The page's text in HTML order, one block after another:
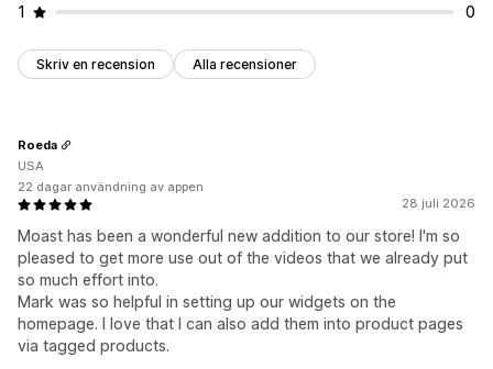
1
0
Skriv en recension Alla recensioner
28 juli 2026
Moast has been a wonderful new addition to our store! I'm so
pleased to get more use out of the videos that we already put
so much effort into.
Mark was so helpful in setting up our widgets on the
homepage. I love that I can also add them into product pages
via tagged products.
Roeda
USA
22 dagar användning av appen